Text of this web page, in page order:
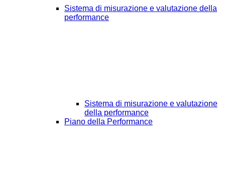
Sistema di misurazione e valutazione della
performance
Sistema di misurazione e valutazione
della performance
Piano della Performance